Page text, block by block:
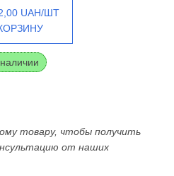
UAH/ШТ
товару, чтобы получить
от наших